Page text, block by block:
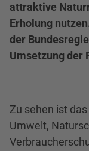
attraktive
Erholung
der
Umsetzung der
Zu sehen ist
Umwelt,